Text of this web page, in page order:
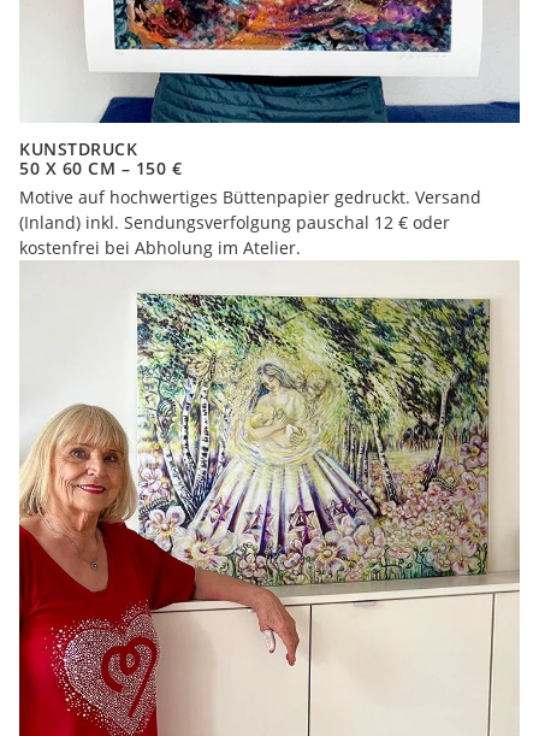
KUNSTDRUCK
50 X 60 CM – 150 €
Motive auf hochwertiges Büttenpapier gedruckt. Versand
(Inland) inkl. Sendungsverfolgung pauschal 12 € oder
kostenfrei bei Abholung im Atelier.